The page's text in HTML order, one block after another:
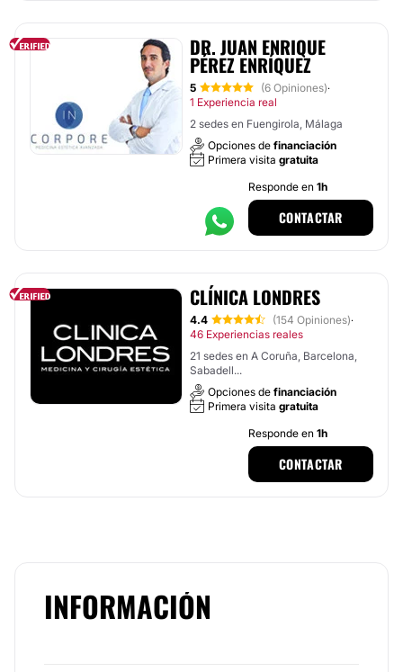
DR. JUAN ENRIQUE
PÉREZ ENRÍQUEZ
5 (6 Opiniones)·
1 Experiencia real
2 sedes en Fuengirola, Málaga
Opciones de financiación
Primera visita gratuita
Responde en 1h
CONTACTAR
CLÍNICA LONDRES
4.4 (154 Opiniones)·
46 Experiencias reales
21 sedes en A Coruña, Barcelona,
Sabadell...
Opciones de financiación
Primera visita gratuita
Responde en 1h
CONTACTAR
INFORMACIÓN